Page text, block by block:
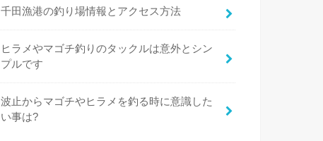
千田漁港の釣り場情報とアクセス方法
ヒラメやマゴチ釣りのタックルは意外とシン
プルです
波止からマゴチやヒラメを釣る時に意識した
い事は?